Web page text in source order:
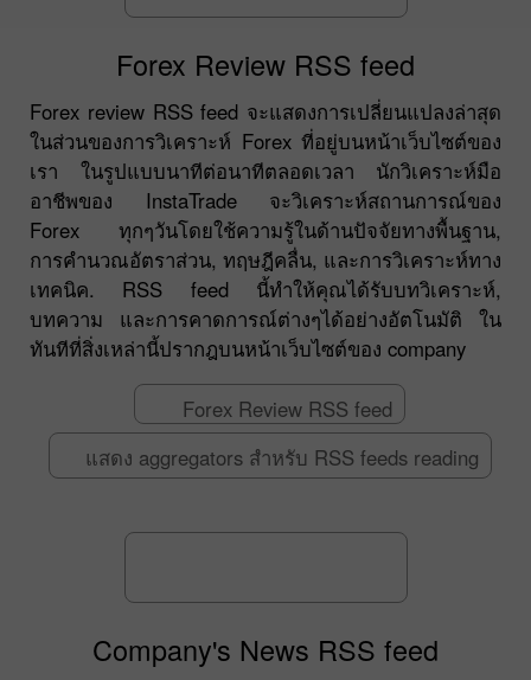
Forex Review RSS feed
Forex review RSS feed จะแสดงการเปลี่ยนแปลงล่าสุด
ในส่วนของการวิเคราะห์ Forex ที่อยู่บนหน้าเว็บไซต์ของ
เรา ในรูปแบบนาทีต่อนาทีตลอดเวลา นักวิเคราะห์มือ
อาชีพของ InstaTrade จะวิเคราะห์สถานการณ์ของ
Forex ทุกๆวันโดยใช้ความรู้ในด้านปัจจัยทางพื้นฐาน,
การคำนวณอัตราส่วน, ทฤษฎีคลื่น, และการวิเคราะห์ทาง
เทคนิค. RSS feed นี้ทำให้คุณได้รับบทวิเคราะห์,
บทความ และการคาดการณ์ต่างๆได้อย่างอัตโนมัติ ใน
ทันทีที่สิ่งเหล่านี้ปรากฎบนหน้าเว็บไซต์ของ company
Forex Review RSS feed
แสดง aggregators สำหรับ RSS feeds reading
Company's News RSS feed